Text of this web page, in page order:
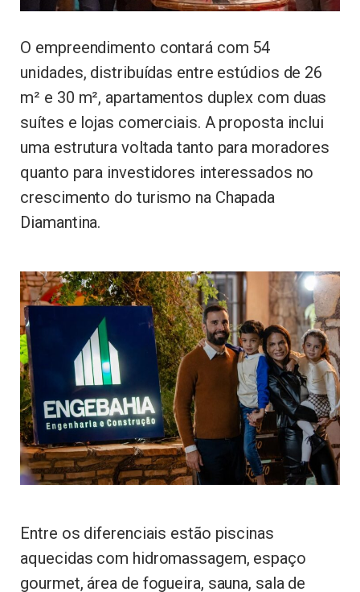
O empreendimento contará com 54
unidades, distribuídas entre estúdios de 26
m² e 30 m², apartamentos duplex com duas
suítes e lojas comerciais. A proposta inclui
uma estrutura voltada tanto para moradores
quanto para investidores interessados no
crescimento do turismo na Chapada
Diamantina.
Entre os diferenciais estão piscinas
aquecidas com hidromassagem, espaço
gourmet, área de fogueira, sauna, sala de